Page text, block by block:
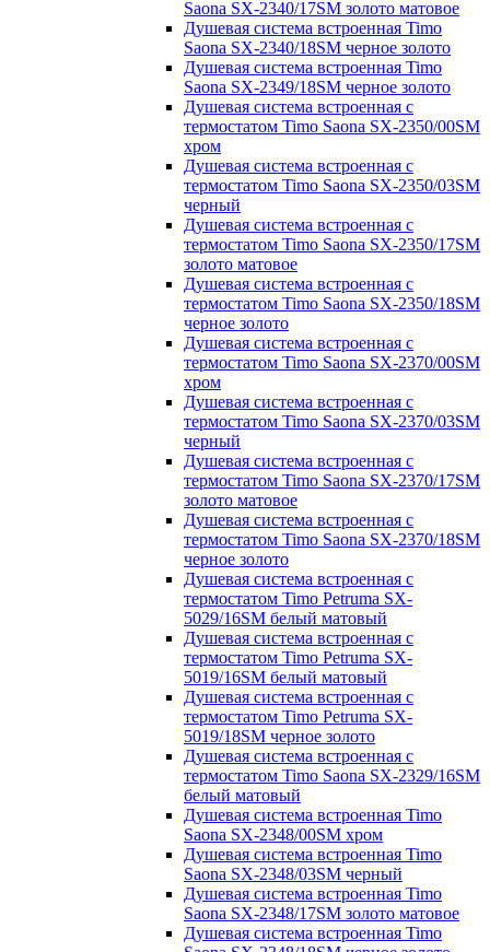
Saona SX-2340/17SM золото матовое
Душевая система встроенная Timo
Saona SX-2340/18SM черное золото
Душевая система встроенная Timo
Saona SX-2349/18SM черное золото
Душевая система встроенная с
термостатом Timo Saona SX-2350/00SM
хром
Душевая система встроенная с
термостатом Timo Saona SX-2350/03SM
черный
Душевая система встроенная с
термостатом Timo Saona SX-2350/17SM
золото матовое
Душевая система встроенная с
термостатом Timo Saona SX-2350/18SM
черное золото
Душевая система встроенная с
термостатом Timo Saona SX-2370/00SM
хром
Душевая система встроенная с
термостатом Timo Saona SX-2370/03SM
черный
Душевая система встроенная с
термостатом Timo Saona SX-2370/17SM
золото матовое
Душевая система встроенная с
термостатом Timo Saona SX-2370/18SM
черное золото
Душевая система встроенная с
термостатом Timo Petruma SX-
5029/16SM белый матовый
Душевая система встроенная с
термостатом Timo Petruma SX-
5019/16SM белый матовый
Душевая система встроенная с
термостатом Timo Petruma SX-
5019/18SM черное золото
Душевая система встроенная с
термостатом Timo Saona SX-2329/16SM
белый матовый
Душевая система встроенная Timo
Saona SX-2348/00SM хром
Душевая система встроенная Timo
Saona SX-2348/03SM черный
Душевая система встроенная Timo
Saona SX-2348/17SM золото матовое
Душевая система встроенная Timo